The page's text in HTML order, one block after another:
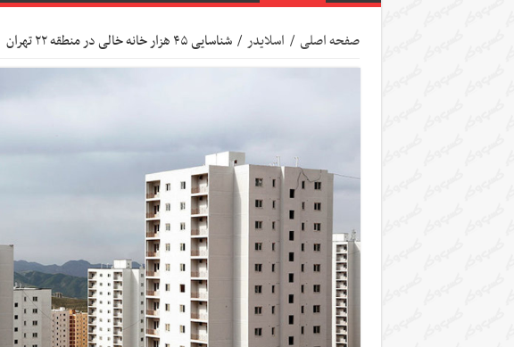
صفحه اصلی / اسلایدر / شناسایی ۴۵ هزار خانه خالی در منطقه ۲۲ تهران